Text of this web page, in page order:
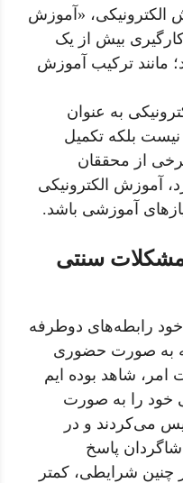
الکترونیکی، «آموزش
بیش از یک
مانند ترکیب آموزش
به عنوان
بلکه تکمیل
از محققان
آموزش الکترونیکی
آموزشی باشد.
مشکلات سنتی
رابطه‌های دوطرفه
به صورت حضوری
امر، شاهد بوده ایم
خود را به صورت
می‌کردند و در
شاگردان پاسخ
شرایطی، کمتر